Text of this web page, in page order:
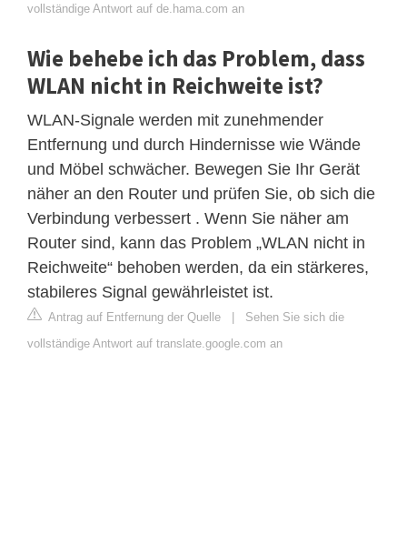
vollständige Antwort auf de.hama.com an
Wie behebe ich das Problem, dass
WLAN nicht in Reichweite ist?
WLAN-Signale werden mit zunehmender
Entfernung und durch Hindernisse wie Wände
und Möbel schwächer. Bewegen Sie Ihr Gerät
näher an den Router und prüfen Sie, ob sich die
Verbindung verbessert . Wenn Sie näher am
Router sind, kann das Problem „WLAN nicht in
Reichweite“ behoben werden, da ein stärkeres,
stabileres Signal gewährleistet ist.
Antrag auf Entfernung der Quelle | Sehen Sie sich die
vollständige Antwort auf translate.google.com an